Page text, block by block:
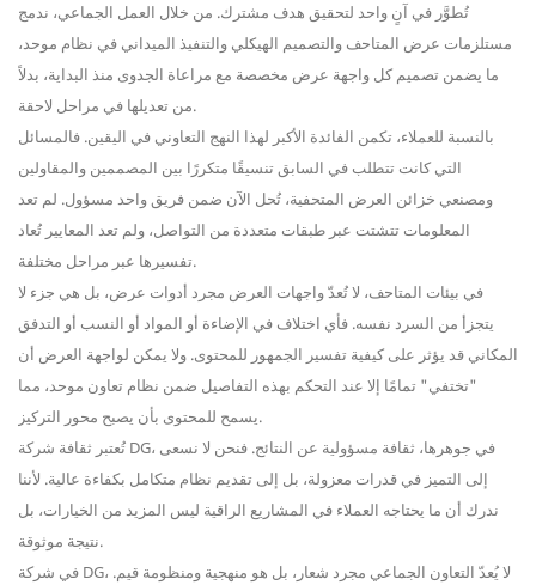
تُطوَّر في آنٍ واحد لتحقيق هدف مشترك. من خلال العمل الجماعي، ندمج
مستلزمات عرض المتاحف والتصميم الهيكلي والتنفيذ الميداني في نظام موحد،
ما يضمن تصميم كل واجهة عرض مخصصة مع مراعاة الجدوى منذ البداية، بدلاً
من تعديلها في مراحل لاحقة.
بالنسبة للعملاء، تكمن الفائدة الأكبر لهذا النهج التعاوني في اليقين. فالمسائل
التي كانت تتطلب في السابق تنسيقًا متكررًا بين المصممين والمقاولين
ومصنعي خزائن العرض المتحفية، تُحل الآن ضمن فريق واحد مسؤول. لم تعد
المعلومات تتشتت عبر طبقات متعددة من التواصل، ولم تعد المعايير تُعاد
تفسيرها عبر مراحل مختلفة.
في بيئات المتاحف، لا تُعدّ واجهات العرض مجرد أدوات عرض، بل هي جزء لا
يتجزأ من السرد نفسه. فأي اختلاف في الإضاءة أو المواد أو النسب أو التدفق
المكاني قد يؤثر على كيفية تفسير الجمهور للمحتوى. ولا يمكن لواجهة العرض أن
"تختفي" تمامًا إلا عند التحكم بهذه التفاصيل ضمن نظام تعاون موحد، مما
يسمح للمحتوى بأن يصبح محور التركيز.
تُعتبر ثقافة شركة DG، في جوهرها، ثقافة مسؤولية عن النتائج. فنحن لا نسعى
إلى التميز في قدرات معزولة، بل إلى تقديم نظام متكامل بكفاءة عالية. لأننا
ندرك أن ما يحتاجه العملاء في المشاريع الراقية ليس المزيد من الخيارات، بل
نتيجة موثوقة.
في شركة DG، لا يُعدّ التعاون الجماعي مجرد شعار، بل هو منهجية ومنظومة قيم.